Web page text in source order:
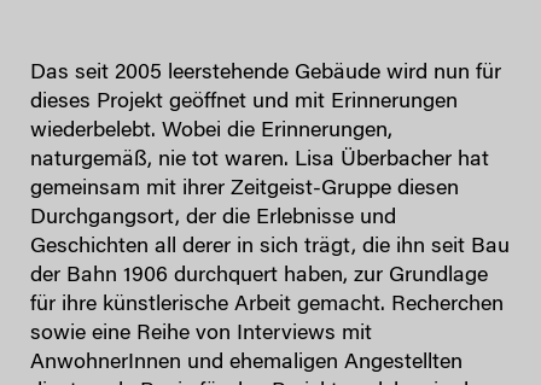
Das seit 2005 leerstehende Gebäude wird nun für
dieses Projekt geöffnet und mit Erinnerungen
wiederbelebt. Wobei die Erinnerungen,
naturgemäß, nie tot waren. Lisa Überbacher hat
gemeinsam mit ihrer Zeitgeist-Gruppe diesen
Durchgangsort, der die Erlebnisse und
Geschichten all derer in sich trägt, die ihn seit Bau
der Bahn 1906 durchquert haben, zur Grundlage
für ihre künstlerische Arbeit gemacht. Recherchen
sowie eine Reihe von Interviews mit
AnwohnerInnen und ehemaligen Angestellten